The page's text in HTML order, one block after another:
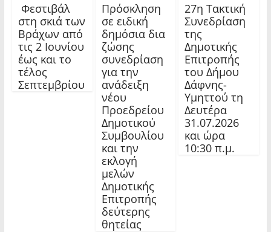
Φεστιβάλ
στη σκιά των
Βράχων από
τις 2 Ιουνίου
έως και το
τέλος
Σεπτεμβρίου
Πρόσκληση
σε ειδική
δημόσια δια
ζώσης
συνεδρίαση
για την
ανάδειξη
νέου
Προεδρείου
Δημοτικού
Συμβουλίου
και την
εκλογή
μελών
Δημοτικής
Επιτροπής
δεύτερης
θητείας
27η Τακτική
Συνεδρίαση
της
Δημοτικής
Επιτροπής
του Δήμου
Δάφνης-
Υμηττού τη
Δευτέρα
31.07.2026
και ώρα
10:30 π.μ.